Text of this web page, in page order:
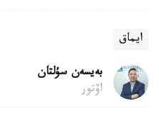
ايماق
بەيسەن سۇلتان
اۆتور